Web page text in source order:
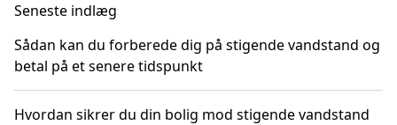
Seneste indlæg
Sådan kan du forberede dig på stigende vandstand og
betal på et senere tidspunkt
Hvordan sikrer du din bolig mod stigende vandstand